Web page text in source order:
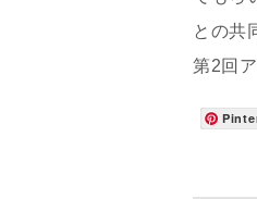
との共
第2回